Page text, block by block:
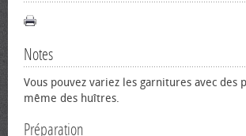
Notes
Vous pouvez variez les garnitures avec des
même des huîtres.
Préparation